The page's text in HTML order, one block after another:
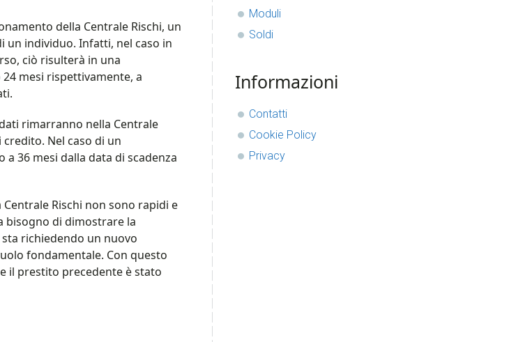
della Centrale Rischi, un
un individuo. Infatti, nel caso in
ciò risulterà in una
mesi rispettivamente, a
rimarranno nella Centrale
Nel caso di un
36 mesi dalla data di scadenza
Rischi non sono rapidi e
bisogno di dimostrare la
richiedendo un nuovo
fondamentale. Con questo
il prestito precedente è stato
Moduli
Soldi
Informazioni
Contatti
Cookie Policy
Privacy